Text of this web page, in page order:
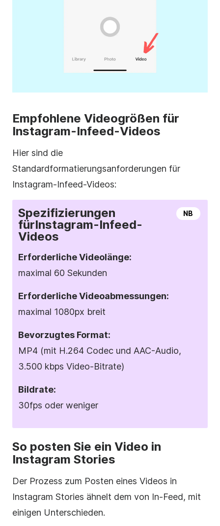
Empfohlene Videogrößen für
Instagram-Infeed-Videos
Hier sind die
Standardformatierungsanforderungen für
Instagram-Infeed-Videos:
NB
Spezifizierungen
fürInstagram-Infeed-
Videos
Erforderliche Videolänge:
maximal 60 Sekunden
ErforderlicheVideoabmessungen:
maximal 1080px breit
Bevorzugtes Format:
MP4 (mit H.264 Codec und AAC-Audio,
3.500 kbps Video-Bitrate)
Bildrate:
30fps oder weniger
So posten Sie ein Video in
Instagram Stories
Der Prozess zum Posten eines Videos in
Instagram Stories ähnelt dem von In-Feed, mit
einigen Unterschieden.